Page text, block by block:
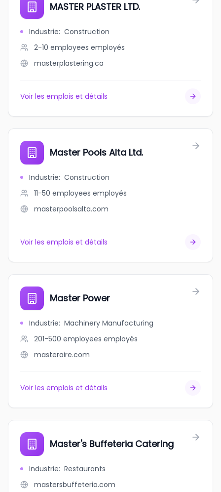
MASTER PLASTER LTD.
Industrie: Construction
2-10 employees employés
masterplastering.ca
Voir les emplois et détails
Master Pools Alta Ltd.
Industrie: Construction
11-50 employees employés
masterpoolsalta.com
Voir les emplois et détails
Master Power
Industrie: Machinery Manufacturing
201-500 employees employés
masteraire.com
Voir les emplois et détails
Master's Buffeteria Catering
Industrie: Restaurants
mastersbuffeteria.com